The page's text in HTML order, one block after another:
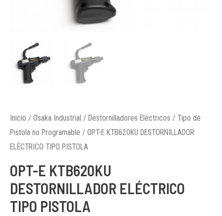
Inicio / Osaka Industrial / Destornilladores Eléctricos / Tipo de
Pistola no Programable / OPT-E KTB620KU DESTORNILLADOR
ELÉCTRICO TIPO PISTOLA
OPT-E KTB620KU
DESTORNILLADOR ELÉCTRICO
TIPO PISTOLA